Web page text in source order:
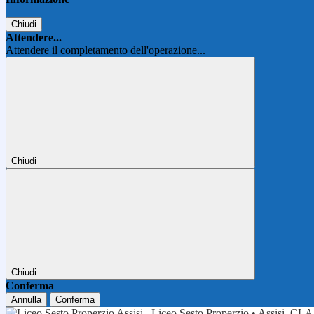
Chiudi
Attendere...
Attendere il completamento dell'operazione...
Chiudi
Chiudi
Conferma
Annulla Conferma